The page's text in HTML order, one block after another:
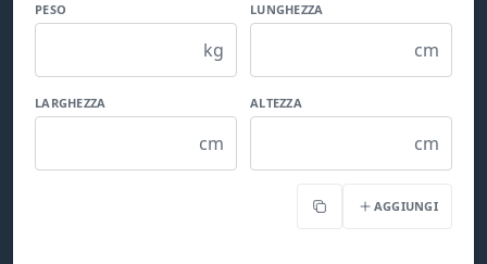
PESO
kg
LUNGHEZZA
cm
LARGHEZZA
cm
ALTEZZA
cm
Copia AGGIUNGI